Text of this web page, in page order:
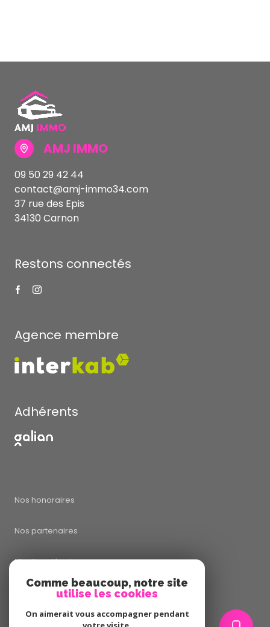
AMJ IMMO
09 50 29 42 44
contact@amj-immo34.com
37 rue des Epis
34130 Carnon
Restons connectés
Agence membre
Adhérents
Nos honoraires
Nos partenaires
Mentions légales
Comme beaucoup, notre site
utilise les cookies
On aimerait vous accompagner pendant